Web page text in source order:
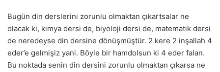
Bugün din derslerini zorunlu olmaktan çıkartsalar ne
olacak ki, kimya dersi de, biyoloji dersi de, matematik dersi
de neredeyse din dersine dönüşmüştür. 2 kere 2 inşallah 4
eder’e gelmişiz yani. Böyle bir hamdolsun ki 4 eder falan.
Bu noktada senin din dersini zorunlu olmaktan çıkarsa ne